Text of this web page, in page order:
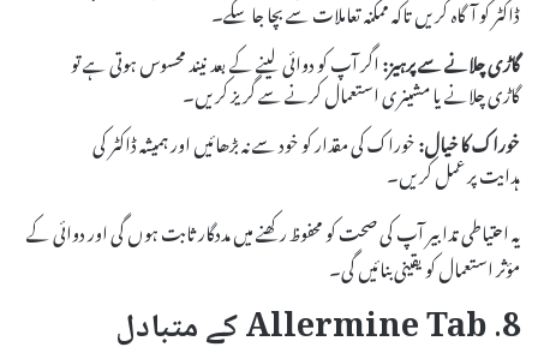
ڈاکٹر کو آگاہ کریں تاکہ ممکنہ تعاملات سے بچا جا سکے۔
گاڑی چلانے سے پرہیز:اگر آپ کو دوائی لینے کے بعد نیند محسوس ہوتی ہے تو
گاڑی چلانے یا مشینری استعمال کرنے سے گریز کریں۔
خوراک کا خیال:خوراک کی مقدار کو خود سے نہ بڑھائیں اور ہمیشہ ڈاکٹر کی
ہدایت پر عمل کریں۔
یہ احتیاطی تدابیر آپ کی صحت کو محفوظ رکھنے میں مددگار ثابت ہوں گی اور دوائی کے
مؤثر استعمال کو یقینی بنائیں گی۔
8. Allermine Tab کے متبادل